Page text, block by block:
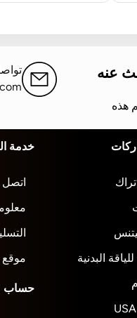
عنه
هذه
البدنية
خدمة
اتصل
موقع
حساب